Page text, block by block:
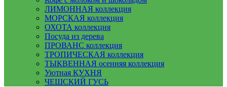
ЛИМОННАЯ коллекция
МОРСКАЯ коллекция
ОХОТА коллекция
Посуда из дерева
ПРОВАНС коллекция
ТРОПИЧЕСКАЯ коллекция
ТЫКВЕННАЯ осенняя коллекция
Уютная КУХНЯ
ЧЕШСКИЙ ГУСЬ